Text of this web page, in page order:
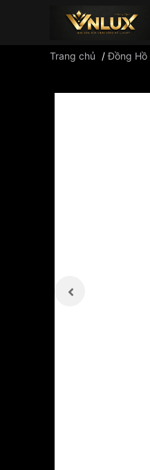
Trang chủ /Đồng Hồ